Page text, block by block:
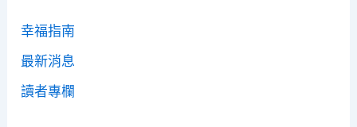
幸福指南
最新消息
讀者專欄